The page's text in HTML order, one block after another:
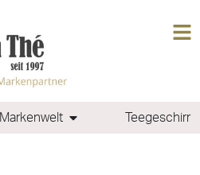
Markenwelt Teegeschirr